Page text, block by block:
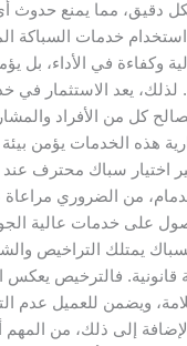
دقيق، مما يمنع حدوث
خدمات السباكة
وكفاءة في الأداء، بل
لذلك، يعد الاستثمار في
كل من الأفراد
هذه الخدمات يؤمن
اختيار سباك محترف
من الضروري
على خدمات عالية
يمتلك التراخيص
فالترخيص يعكس
ويضمن للعميل عدم
إلى ذلك، من